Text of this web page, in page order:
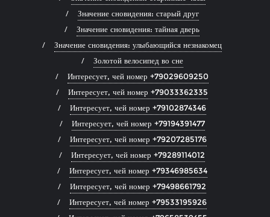
Значение сновидения: старый друг
Значение сновидения: тайная дверь
Значение сновидения: улыбающийся незнакомец
Золотой велосипед во сне
Интересует, чей номер +79029609250
Интересует, чей номер +79033362335
Интересует, чей номер +79102874346
Интересует, чей номер +79194391477
Интересует, чей номер +79207285176
Интересует, чей номер +79289114012
Интересует, чей номер +79346985634
Интересует, чей номер +79498661792
Интересует, чей номер +79533195926